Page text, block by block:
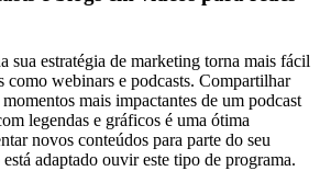
sua estratégia de marketing torna mais fácil
como webinars e podcasts. Compartilhar
mais impactantes de um podcast
legendas e gráficos é uma ótima
novos conteúdos para parte do seu
adaptado ouvir este tipo de programa.